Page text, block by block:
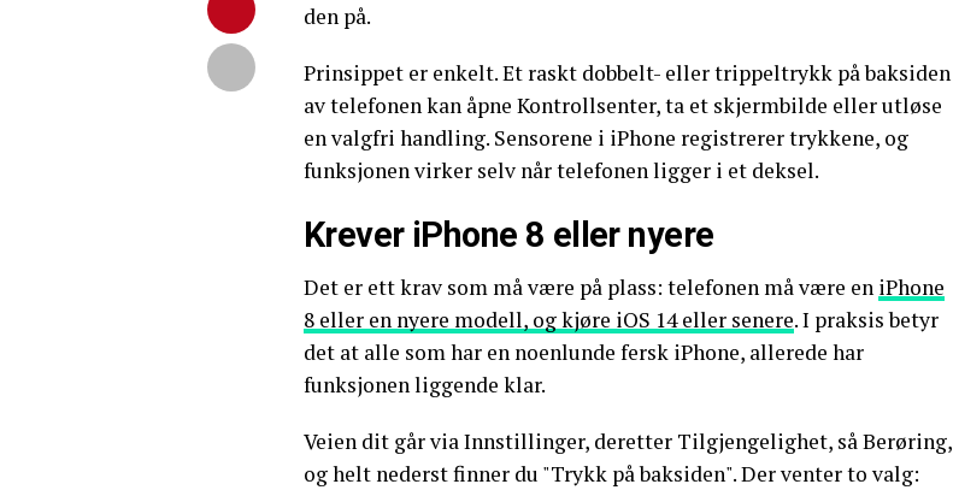
den på.
Prinsippet er enkelt. Et raskt dobbelt- eller trippeltrykk på baksiden
av telefonen kan åpne Kontrollsenter, ta et skjermbilde eller utløse
en valgfri handling. Sensorene i iPhone registrerer trykkene, og
funksjonen virker selv når telefonen ligger i et deksel.
Krever iPhone 8 eller nyere
Det er ett krav som må være på plass: telefonen må være en iPhone
8 eller en nyere modell, og kjøre iOS 14 eller senere. I praksis betyr
det at alle som har en noenlunde fersk iPhone, allerede har
funksjonen liggende klar.
Veien dit går via Innstillinger, deretter Tilgjengelighet, så Berøring,
og helt nederst finner du "Trykk på baksiden". Der venter to valg: